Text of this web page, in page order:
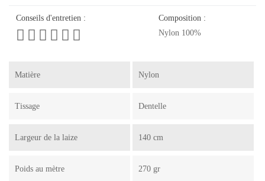
Conseils d'entretien :
Composition :
Nylon 100%
Matière Nylon
Tissage Dentelle
Largeur de la laize 140 cm
Poids au mètre 270 gr